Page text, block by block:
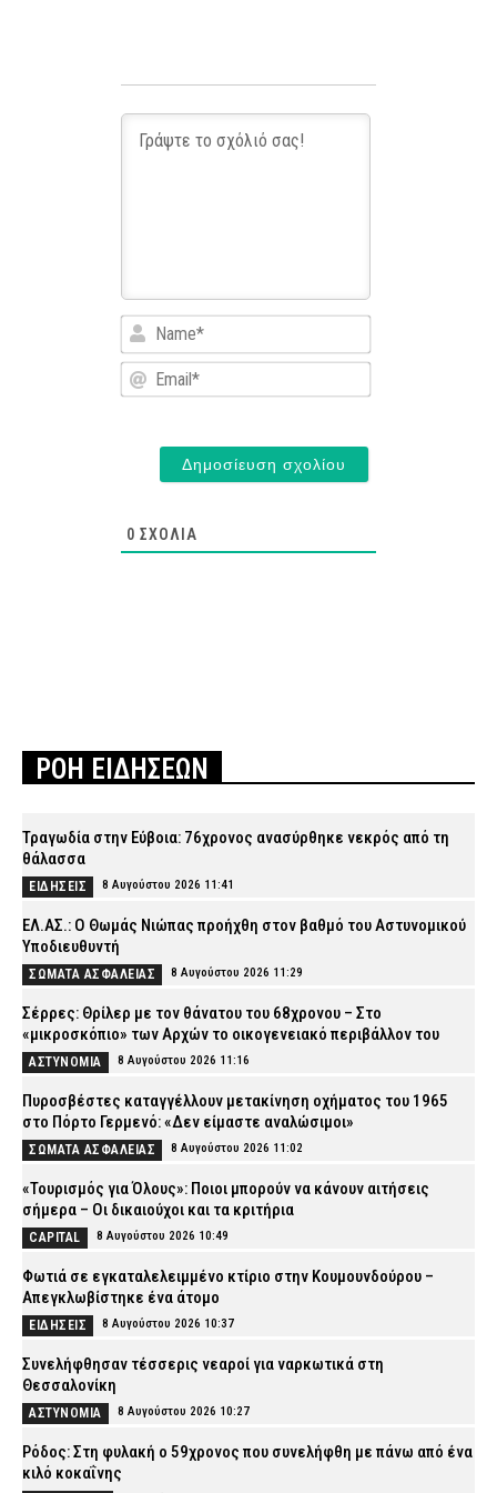
Name*
Email*
0 ΣΧΌΛΙΑ
ΡΟΗ ΕΙΔΗΣΕΩΝ
Τραγωδία στην Εύβοια: 76χρονος ανασύρθηκε νεκρός από τη
θάλασσα
ΕΙΔΗΣΕΙΣ 8 Αυγούστου 2026 11:41
ΕΛ.ΑΣ.: Ο Θωμάς Νιώπας προήχθη στον βαθμό του Αστυνομικού
Υποδιευθυντή
ΣΩΜΑΤΑ ΑΣΦΑΛΕΙΑΣ 8 Αυγούστου 2026 11:29
Σέρρες: Θρίλερ με τον θάνατου του 68χρονου – Στο
«μικροσκόπιο» των Αρχών το οικογενειακό περιβάλλον του
ΑΣΤΥΝΟΜΙΑ 8 Αυγούστου 2026 11:16
Πυροσβέστες καταγγέλλουν μετακίνηση οχήματος του 1965
στο Πόρτο Γερμενό: «Δεν είμαστε αναλώσιμοι»
ΣΩΜΑΤΑ ΑΣΦΑΛΕΙΑΣ 8 Αυγούστου 2026 11:02
«Τουρισμός για Όλους»: Ποιοι μπορούν να κάνουν αιτήσεις
σήμερα – Οι δικαιούχοι και τα κριτήρια
CAPITAL 8 Αυγούστου 2026 10:49
Φωτιά σε εγκαταλελειμμένο κτίριο στην Κουμουνδούρου –
Απεγκλωβίστηκε ένα άτομο
ΕΙΔΗΣΕΙΣ 8 Αυγούστου 2026 10:37
Συνελήφθησαν τέσσερις νεαροί για ναρκωτικά στη
Θεσσαλονίκη
ΑΣΤΥΝΟΜΙΑ 8 Αυγούστου 2026 10:27
Ρόδος: Στη φυλακή ο 59χρονος που συνελήφθη με πάνω από ένα
κιλό κοκαΐνης